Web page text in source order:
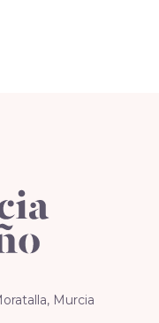
Murcia